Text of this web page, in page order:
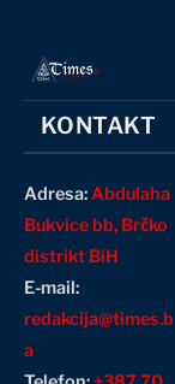
KONTAKT
Adresa: Abdulaha
Bukvice bb, Brčko
distrikt BiH
E-mail:
redakcija@times.b
a